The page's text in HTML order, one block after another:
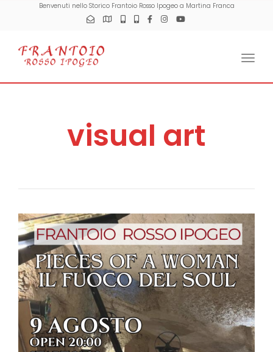
Benvenuti nello Storico Frantoio Rosso Ipogeo a Martina Franca
visual art